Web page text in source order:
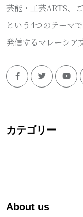
芸能・工芸ARTS、
という4つのテーマ
発信するマレーシア
カテゴリー
About us